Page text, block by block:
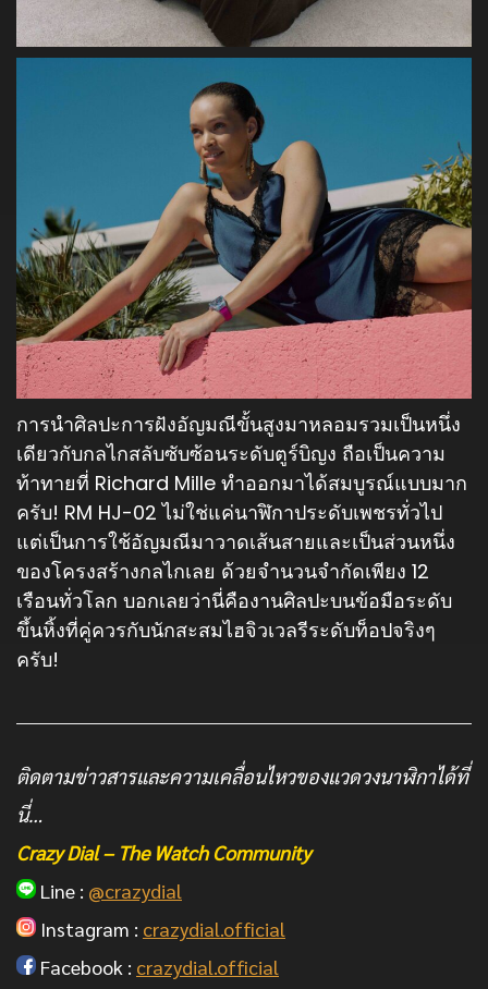
การนำศิลปะการฝังอัญมณีขั้นสูงมาหลอมรวมเป็นหนึ่ง
เดียวกับกลไกสลับซับซ้อนระดับตูร์บิญง ถือเป็นความ
ท้าทายที่ Richard Mille ทำออกมาได้สมบูรณ์แบบมาก
ครับ! RM HJ-02 ไม่ใช่แค่นาฬิกาประดับเพชรทั่วไป
แต่เป็นการใช้อัญมณีมาวาดเส้นสายและเป็นส่วนหนึ่ง
ของโครงสร้างกลไกเลย ด้วยจำนวนจำกัดเพียง 12
เรือนทั่วโลก บอกเลยว่านี่คืองานศิลปะบนข้อมือระดับ
ขึ้นหิ้งที่คู่ควรกับนักสะสมไฮจิวเวลรีระดับท็อปจริงๆ
ครับ!
ติดตามข่าวสารและความเคลื่อนไหวของแวดวงนาฬิกาได้ที่
นี่…
Crazy Dial – The Watch Community
Line : @crazydial
Instagram : crazydial.official
Facebook : crazydial.official